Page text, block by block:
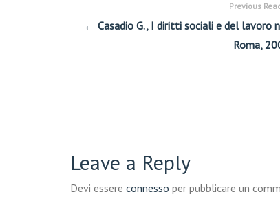
Previous
← Casadio G., I diritti sociali e del lavoro
Roma,
Leave a Reply
Devi essere connesso per pubblicare un